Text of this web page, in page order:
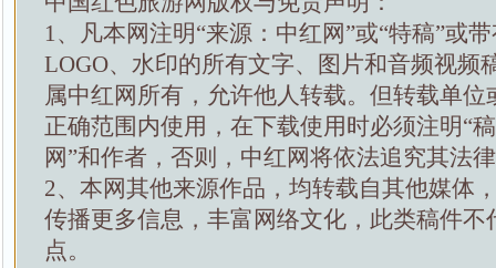
1、凡本网注明“来源：中红网”或“特稿”或
LOGO、水印的所有文字、图片和音频视频
属中红网所有，允许他人转载。但转载单位
正确范围内使用，在下载使用时必须注明“
网”和作者，否则，中红网将依法追究其法
2、本网其他来源作品，均转载自其他媒体
传播更多信息，丰富网络文化，此类稿件不
点。